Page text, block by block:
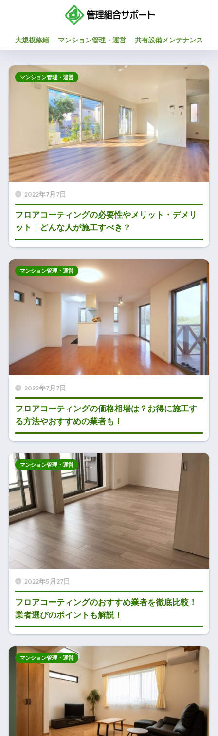
大規模修繕 マンション管理・運営 共有設備メンテナンス
2022年7月7日
フロアコーティングの必要性やメリット・デメリ
ット｜どんな人が施工すべき？
マンション管理・運営
2022年7月7日
フロアコーティングの価格相場は？お得に施工す
る方法やおすすめの業者も！
マンション管理・運営
2022年5月27日
フロアコーティングのおすすめ業者を徹底比較！
業者選びのポイントも解説！
マンション管理・運営
マンション管理・運営